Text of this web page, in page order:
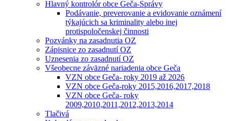
Hlavný kontrolór obce Geča-Správy
Podávanie, preverovanie a evidovanie oznámení
týkajúcich sa kriminality alebo inej
protispoločenskej činnosti
Pozvánky na zasadnutia OZ
Zápisnice zo zasadnutí OZ
Uznesenia zo zasadnutí OZ
Všeobecne záväzné nariadenia obce Geča
VZN obce Geča- roky 2019 až 2026
VZN obce Geča-roky 2015,2016,2017,2018
VZN obce Geča- roky
2009,2010,2011,2012,2013,2014
Tlačivá